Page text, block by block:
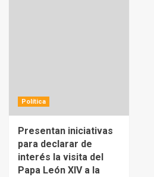
Política
Presentan iniciativas
para declarar de
interés la visita del
Papa León XIV a la